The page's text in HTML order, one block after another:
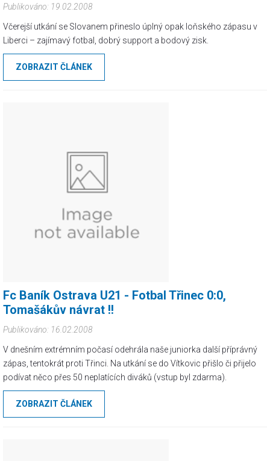
Publikováno: 19.02.2008
Včerejší utkání se Slovanem přineslo úplný opak loňského zápasu v
Liberci – zajímavý fotbal, dobrý support a bodový zisk.
ZOBRAZIT ČLÁNEK
Fc Baník Ostrava U21 - Fotbal Třinec 0:0,
Tomašákův návrat !!
Publikováno: 16.02.2008
V dnešním extrémním počasí odehrála naše juniorka další příprávný
zápas, tentokrát proti Třinci. Na utkání se do Vítkovic přišlo či přijelo
podívat něco přes 50 neplatících diváků (vstup byl zdarma).
ZOBRAZIT ČLÁNEK